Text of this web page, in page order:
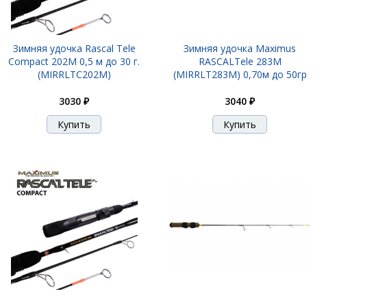
Зимняя удочка Rascal Tele
Compact 202M 0,5 м до 30 г.
(MIRRLTC202M)
3030 ₽
Зимняя удочка Maximus
RASCALTele 283M
(MIRRLT283M) 0,70м до 50гр
3040 ₽